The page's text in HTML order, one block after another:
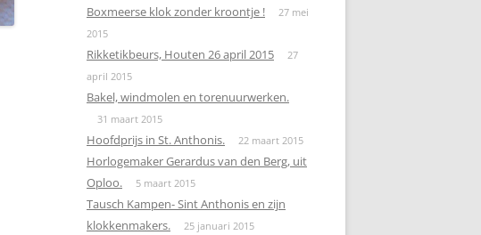
Boxmeerse klok zonder kroontje !
27 mei
2015
Rikketikbeurs, Houten 26 april 2015
27
april 2015
Bakel, windmolen en torenuurwerken.
31 maart 2015
Hoofdprijs in St. Anthonis. 22 maart 2015
Horlogemaker Gerardus van den Berg, uit
Oploo.
5 maart 2015
Tausch Kampen- Sint Anthonis en zijn
klokkenmakers.
25 januari 2015